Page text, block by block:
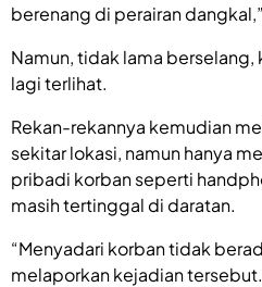
berenang di perairan
Namun, tidak lama
lagi terlihat.
Rekan-rekannya kemudian
sekitar lokasi, namun hanya
pribadi korban seperti
masih tertinggal di daratan.
“Menyadari korban tidak
melaporkan kejadian